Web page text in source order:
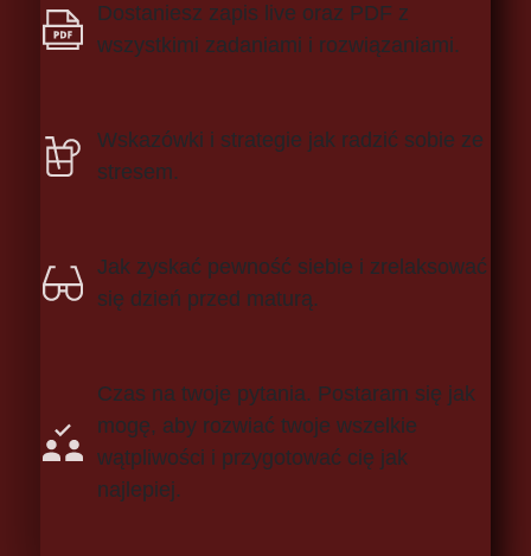
Dostaniesz zapis live oraz PDF z
wszystkimi zadaniami i rozwiązaniami.
Wskazówki i strategie jak radzić sobie ze
stresem.
Jak zyskać pewność siebie i zrelaksować
się dzień przed maturą.
Czas na twoje pytania. Postaram się jak
mogę, aby rozwiać twoje wszelkie
wątpliwości i przygotować cię jak
najlepiej.